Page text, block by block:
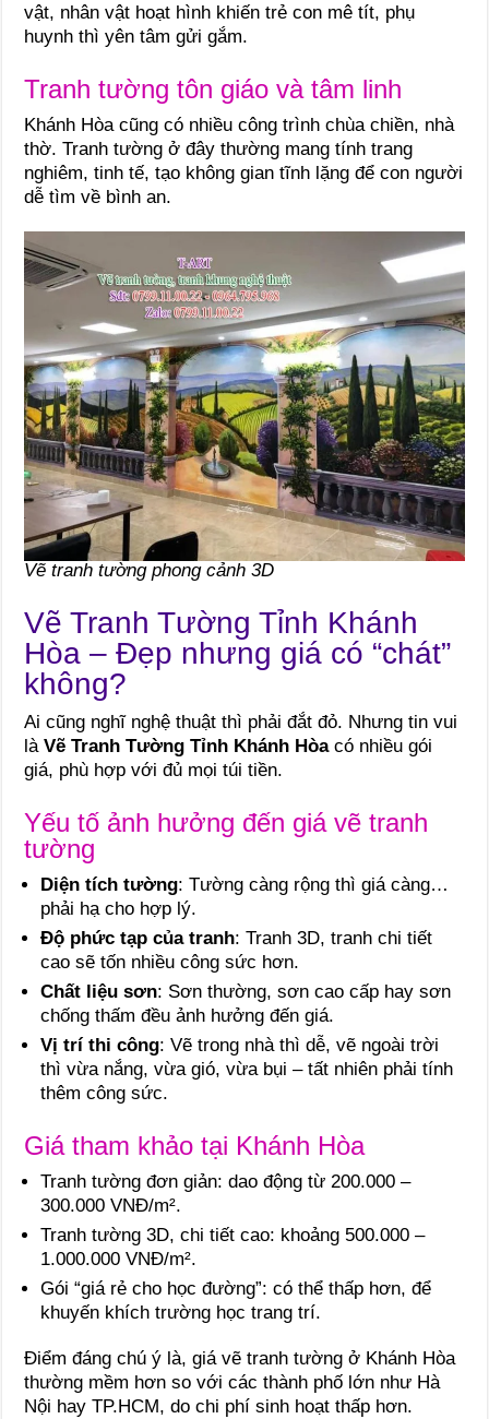
vật, nhân vật hoạt hình khiến trẻ con mê tít, phụ
huynh thì yên tâm gửi gắm.
Tranh tường tôn giáo và tâm linh
Khánh Hòa cũng có nhiều công trình chùa chiền, nhà
thờ. Tranh tường ở đây thường mang tính trang
nghiêm, tinh tế, tạo không gian tĩnh lặng để con người
dễ tìm về bình an.
Vẽ tranh tường phong cảnh 3D
Vẽ Tranh Tường Tỉnh Khánh
Hòa – Đẹp nhưng giá có “chát”
không?
Ai cũng nghĩ nghệ thuật thì phải đắt đỏ. Nhưng tin vui
làVẽ Tranh Tường Tỉnh Khánh Hòacó nhiều gói
giá, phù hợp với đủ mọi túi tiền.
Yếu tố ảnh hưởng đến giá vẽ tranh
tường
Diện tích tường: Tường càng rộng thì giá càng…
phải hạ cho hợp lý.
Độ phức tạp của tranh: Tranh 3D, tranh chi tiết
cao sẽ tốn nhiều công sức hơn.
Chất liệu sơn: Sơn thường, sơn cao cấp hay sơn
chống thấm đều ảnh hưởng đến giá.
Vị trí thi công: Vẽ trong nhà thì dễ, vẽ ngoài trời
thì vừa nắng, vừa gió, vừa bụi – tất nhiên phải tính
thêm công sức.
Giá tham khảo tại Khánh Hòa
Tranh tường đơn giản: dao động từ 200.000 –
300.000 VNĐ/m².
Tranh tường 3D, chi tiết cao: khoảng 500.000 –
1.000.000 VNĐ/m².
Gói “giá rẻ cho học đường”: có thể thấp hơn, để
khuyến khích trường học trang trí.
Điểm đáng chú ý là, giá vẽ tranh tường ở Khánh Hòa
thường mềm hơn so với các thành phố lớn như Hà
Nội hay TP.HCM, do chi phí sinh hoạt thấp hơn.